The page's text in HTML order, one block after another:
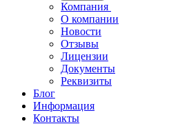
Компания
О компании
Новости
Отзывы
Лицензии
Документы
Реквизиты
Блог
Информация
Контакты